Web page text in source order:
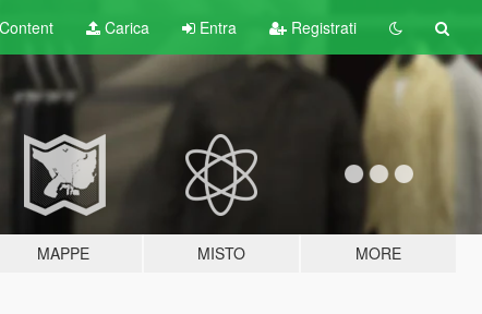
Content Carica Entra Registrati
MAPPE MISTO MORE